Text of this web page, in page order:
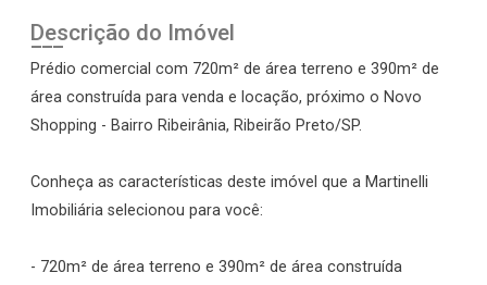
Descrição do Imóvel
Prédio comercial com 720m² de área terreno e 390m² de
área construída para venda e locação, próximo o Novo
Shopping - Bairro Ribeirânia, Ribeirão Preto/SP.
Conheça as características deste imóvel que a Martinelli
Imobiliária selecionou para você:
- 720m² de área terreno e 390m² de área construída